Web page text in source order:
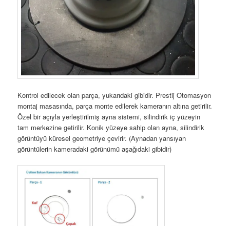
Kontrol edilecek olan parça, yukarıdaki gibidir. Prestij Otomasyon
montaj masasında, parça monte edilerek kameranın altına getirilir.
Özel bir açıyla yerleştirilmiş ayna sistemi, silindirik iç yüzeyin
tam merkezine getirilir. Konik yüzeye sahip olan ayna, silindirik
görüntüyü küresel geometriye çevirir. (Aynadan yansıyan
görüntülerin kameradaki görünümü aşağıdaki gibidir)